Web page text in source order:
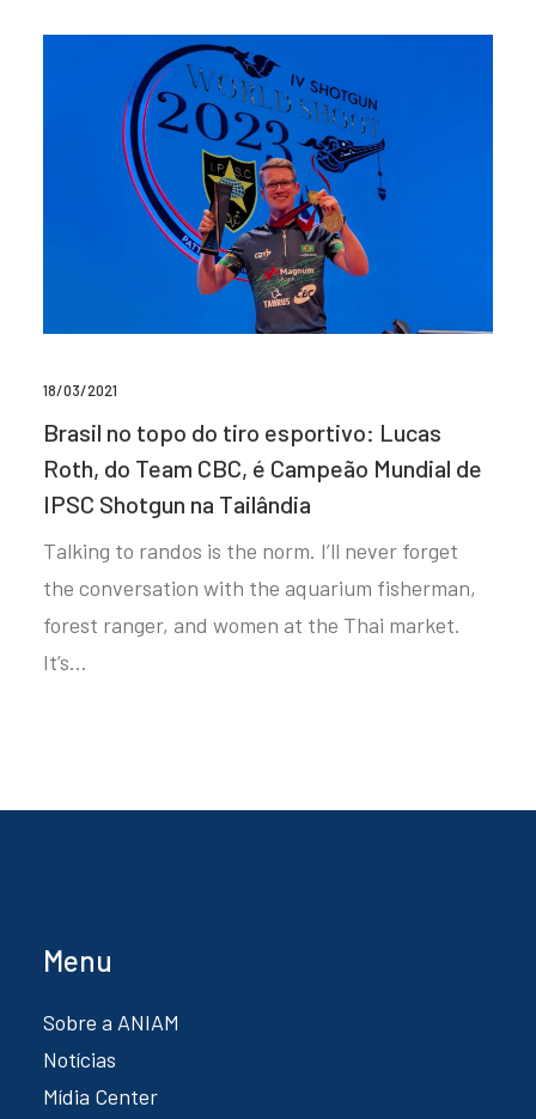
18/03/2021
Brasil no topo do tiro esportivo: Lucas
Roth, do Team CBC, é Campeão Mundial de
IPSC Shotgun na Tailândia
Talking to randos is the norm. I’ll never forget
the conversation with the aquarium fisherman,
forest ranger, and women at the Thai market.
It’s…
Menu
Sobre a ANIAM
Notícias
Mídia Center